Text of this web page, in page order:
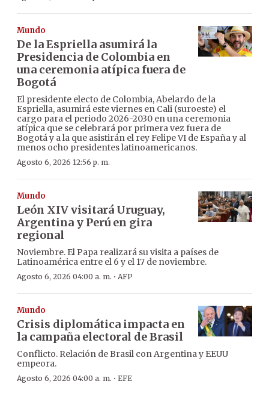
Mundo
De la Espriella asumirá la
Presidencia de Colombia en
una ceremonia atípica fuera de
Bogotá
El presidente electo de Colombia, Abelardo de la
Espriella, asumirá este viernes en Cali (suroeste) el
cargo para el periodo 2026-2030 en una ceremonia
atípica que se celebrará por primera vez fuera de
Bogotá y a la que asistirán el rey Felipe VI de España y al
menos ocho presidentes latinoamericanos.
Agosto 6, 2026 12:56 p. m.
Mundo
León XIV visitará Uruguay,
Argentina y Perú en gira
regional
Noviembre. El Papa realizará su visita a países de
Latinoamérica entre el 6 y el 17 de noviembre.
Agosto 6, 2026 04:00 a. m. · AFP
Mundo
Crisis diplomática impacta en
la campaña electoral de Brasil
Conflicto. Relación de Brasil con Argentina y EEUU
empeora.
Agosto 6, 2026 04:00 a. m. · EFE